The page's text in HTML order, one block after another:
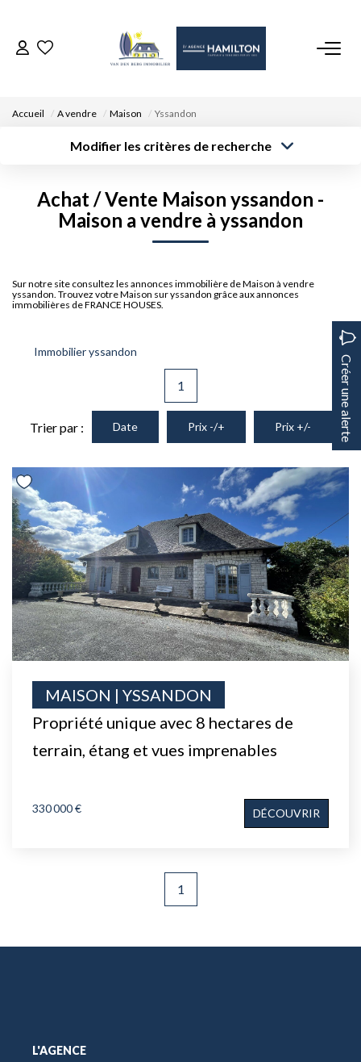
DÉPOSEZ VOTRE RECHERCHE
Accueil A vendre Maison Yssandon
Modifier les critères de recherche
Sélectionnez...
Type de bien
Surface min
Budget max
Achat / Vente Maison yssandon -
Maison a vendre à yssandon
Sur notre site consultez les annonces immobilière de Maison à vendre
yssandon. Trouvez votre Maison sur yssandon grâce aux annonces
immobilières de FRANCE HOUSES.
Immobilier yssandon
Créer une alerte
1
Trier par : Date Prix -/+ Prix +/-
Propriété unique avec 8 hectares de
terrain, étang et vues imprenables
MAISON | YSSANDON
330 000 € DÉCOUVRIR
1
L'AGENCE